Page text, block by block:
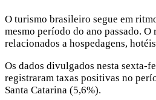
O turismo brasileiro segue em
mesmo período do ano passado.
relacionados a hospedagens,
Os dados divulgados nesta sexta-
registraram taxas positivas no
Santa Catarina (5,6%).